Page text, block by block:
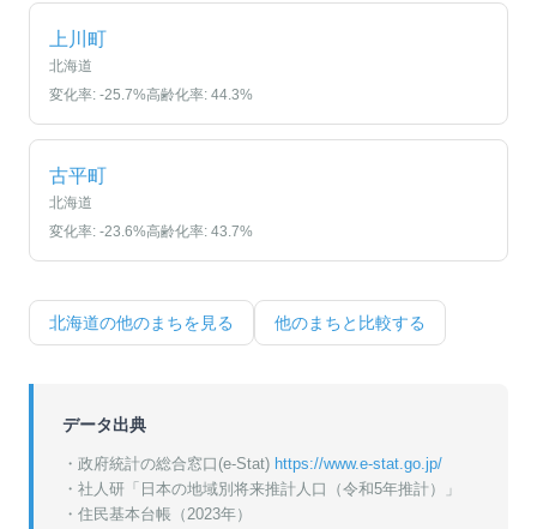
上川町
北海道
変化率: -25.7%高齢化率: 44.3%
古平町
北海道
変化率: -23.6%高齢化率: 43.7%
北海道の他のまちを見る 他のまちと比較する
データ出典
・政府統計の総合窓口(e-Stat) https://www.e-stat.go.jp/
・ 社人研「日本の地域別将来推計人口（令和5年推計）」
・ 住民基本台帳（2023年）